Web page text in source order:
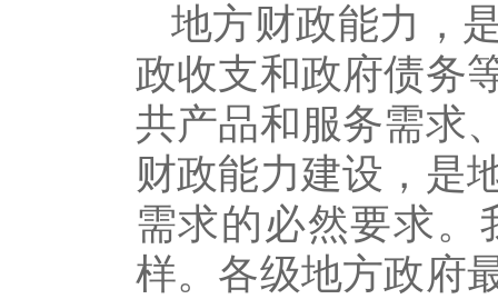
地方财政能力，
政收支和政府债务
共产品和服务需求
财政能力建设，是
需求的必然要求。
样。各级地方政府